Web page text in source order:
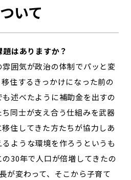
いて
題はありますか？
囲気が政治の体制でパッと変
住するきっかけになった前の
述べたように補助金を出すの
同士が支え合う仕組みを武器
住してきた方たちが協力しあ
ような環境を作ろうというも
30年で人口が倍増してきたの
が変わって、そこから子育て